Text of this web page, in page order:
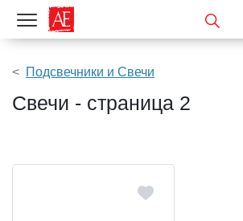
Показать меню
Подсвечники и Свечи
Свечи - страница 2